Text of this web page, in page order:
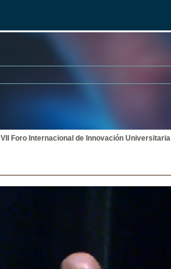
VII Foro Internacional de Innovación Universitaria